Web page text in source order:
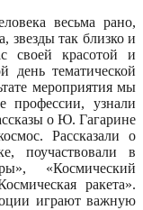
весьма рано,
звезды так близко и
своей красотой и
день тематической
мероприятия мы
профессии, узнали
о Ю. Гагарине
Рассказали о
поучаствовали в
«Космический
ракета».
играют важную